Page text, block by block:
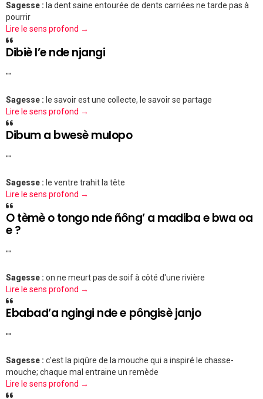
Sagesse : la dent saine entourée de dents carriées ne tarde pas à
pourrir
Lire le sens profond →
Dibiè l’e nde njangi
""
Sagesse : le savoir est une collecte, le savoir se partage
Lire le sens profond →
Dibum a bwesè mulopo
""
Sagesse : le ventre trahit la tête
Lire le sens profond →
O tèmè o tongo nde ñông’ a madiba e bwa oa
e ?
""
Sagesse : on ne meurt pas de soif à côté d'une rivière
Lire le sens profond →
Ebabad’a ngingi nde e pôngisè janjo
""
Sagesse : c'est la piqûre de la mouche qui a inspiré le chasse-
mouche; chaque mal entraine un remède
Lire le sens profond →